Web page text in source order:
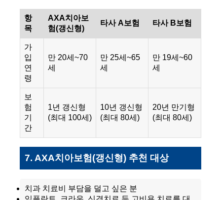
항
목
AXA치아보
험(갱신형)
타사 A보험 타사 B보험
가
입
연
령
만 20세~70
세
만 25세~65
세
만 19세~60
세
보
험
기
간
1년 갱신형
(최대 100세)
10년 갱신형
(최대 80세)
20년 만기형
(최대 80세)
7. AXA치아보험(갱신형) 추천 대상
치과 치료비 부담을 덜고 싶은 분